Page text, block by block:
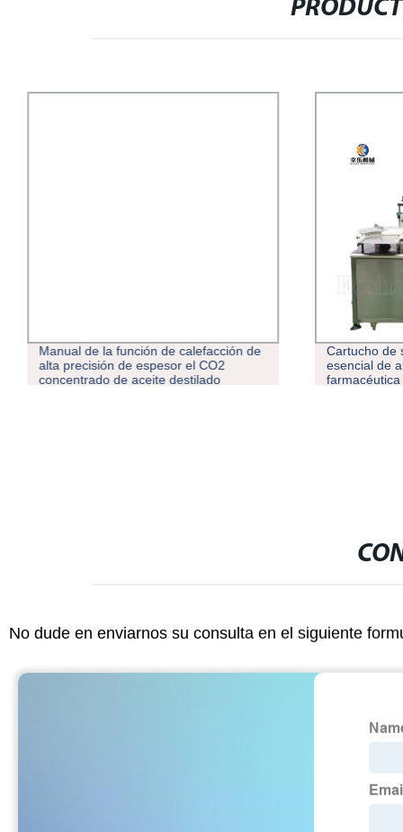
Manual de la función de calefacción de
alta precisión de espesor el CO2
concentrado de aceite destilado
Cartucho de
esencial de
No dude en enviarnos su consulta en el siguiente